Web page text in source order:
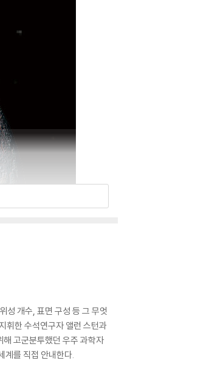
성 개수, 표면 구성 등 그 무엇
휘한 수석연구자 앨런 스턴과
해 고군분투했던 우주 과학자
계를 직접 안내한다.